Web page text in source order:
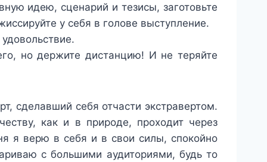
идею, сценарий и тезисы, заготовьте
у себя в голове выступление.
но держите дистанцию! И не теряйте
сделавший себя отчасти экстравертом.
как и в природе, проходит через
я верю в себя и в свои силы, спокойно
с большими аудиториями, будь то